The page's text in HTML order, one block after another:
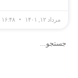
مرداد ۱۲, ۱۴۰۱